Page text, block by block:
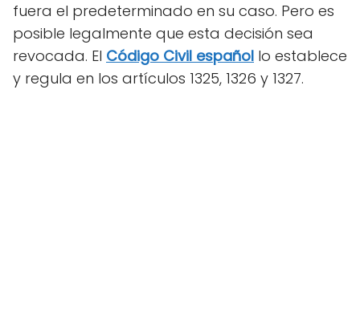
fuera el predeterminado en su caso. Pero es
posible legalmente que esta decisión sea
revocada. El Código Civil español lo establece
y regula en los artículos 1325, 1326 y 1327.